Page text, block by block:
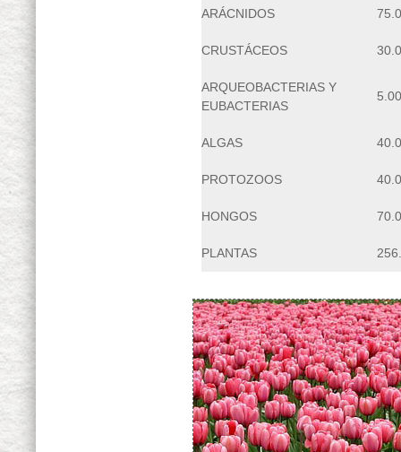
ARÁCNIDOS
CRUSTÁCEOS
ARQUEOBACTERIAS Y
EUBACTERIAS
ALGAS
PROTOZOOS
HONGOS
PLANTAS